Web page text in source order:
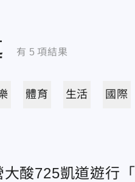
有 5 項結果
體育 生活 國際
大酸725凱道遊行